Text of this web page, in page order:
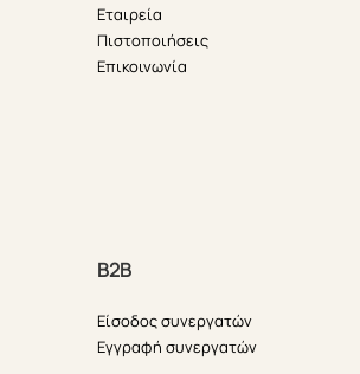
Εταιρεία
Πιστοποιήσεις
Επικοινωνία
B2B
Είσοδος συνεργατών
Εγγραφή συνεργατών